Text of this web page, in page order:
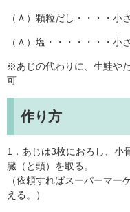
（Ａ）顆粒だし・・・・小
（Ａ）塩・・・・・・・小
※あじの代わりに、生鮭や
可
作り方
1．あじは3枚におろし、小
臓（と頭）を取る。
（依頼すればスーパーマー
える。）